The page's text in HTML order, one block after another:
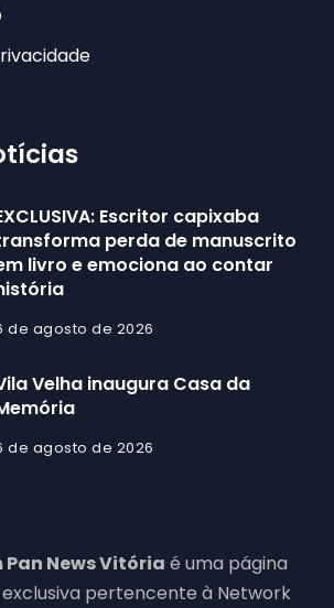
Escritor capixaba
perda de manuscrito
livro e emociona ao contar
de agosto de 2026
Velha inaugura Casa da
de agosto de 2026
Pan News Vitória é uma página
pertencente à Network